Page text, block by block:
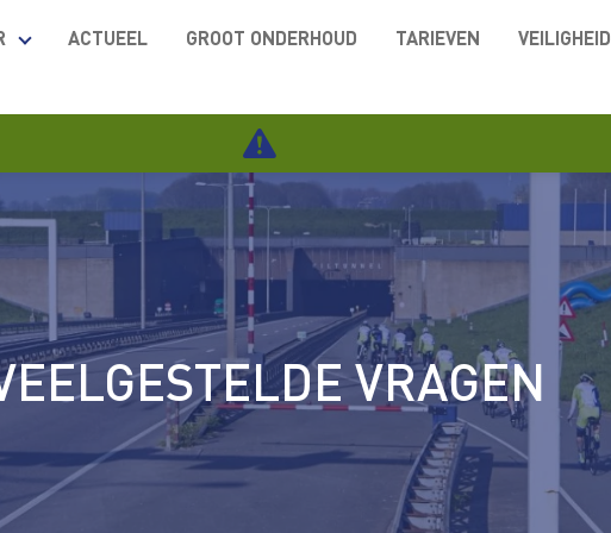
ACTUEEL GROOT ONDERHOUD TARIEVEN VEILIGHEID
VRAGEN